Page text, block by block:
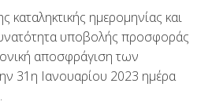
καταληκτικής ημερομηνίας και
υποβολής προσφοράς
αποσφράγιση των
31η Ιανουαρίου 2023 ημέρα